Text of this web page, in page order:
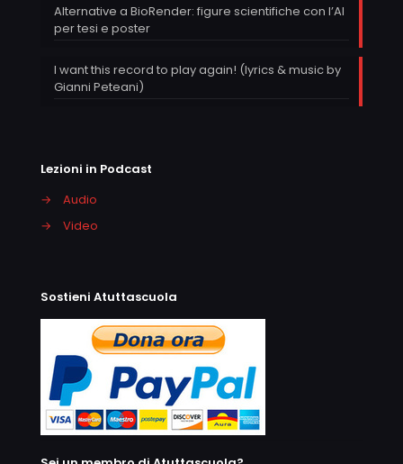
Alternative a BioRender: figure scientifiche con l’AI
per tesi e poster
I want this record to play again! (lyrics & music by
Gianni Peteani)
Lezioni in Podcast
→
Audio
→
Video
Sostieni Atuttascuola